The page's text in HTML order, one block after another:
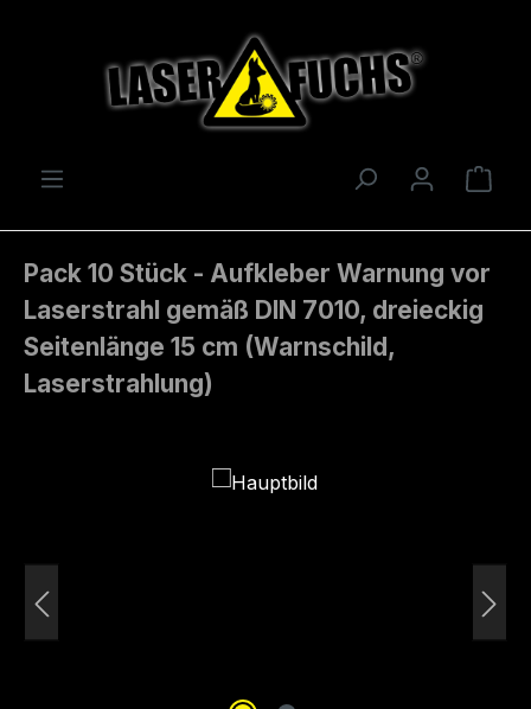
Pack 10 Stück - Aufkleber Warnung vor
Laserstrahl gemäß DIN 7010, dreieckig
Seitenlänge 15 cm (Warnschild,
Laserstrahlung)
Bildergalerie überspringen